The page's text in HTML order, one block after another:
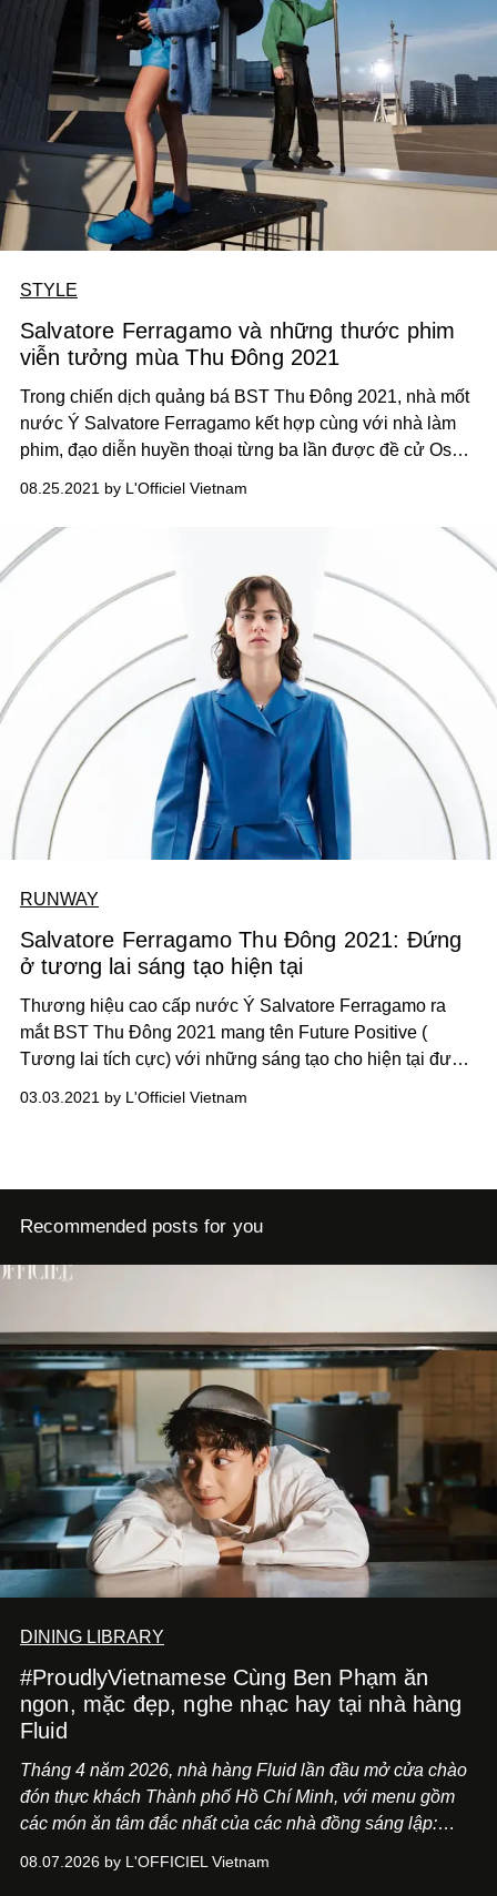
STYLE
Salvatore Ferragamo và những thước phim
viễn tưởng mùa Thu Đông 2021
Trong chiến dịch quảng bá BST Thu Đông 2021, nhà mốt
nước Ý Salvatore Ferragamo kết hợp cùng với nhà làm
phim, đạo diễn huyền thoại từng ba lần được đề cử Oscar
phim mang tên A Future Together (tạm dịch: Một tương lai
đồng hành).
08.25.2021 by L'Officiel Vietnam
RUNWAY
Salvatore Ferragamo Thu Đông 2021: Đứng
ở tương lai sáng tạo hiện tại
Thương hiệu cao cấp nước Ý Salvatore Ferragamo ra
mắt BST Thu Đông 2021 mang tên Future Positive (
Tương lai tích cực) với những sáng tạo cho hiện tại được
03.03.2021 by L'Officiel Vietnam
Recommended posts for you
DINING LIBRARY
#ProudlyVietnamese Cùng Ben Phạm ăn
ngon, mặc đẹp, nghe nhạc hay tại nhà hàng
Fluid
Tháng 4 năm 2026, nhà hàng Fluid lần đầu mở cửa chào
đón thực khách Thành phố Hồ Chí Minh, với menu gồm
các món ăn tâm đắc nhất của các nhà đồng sáng lập:
món ăn đa dạng từ Á đến Âu nhanh chóng được yêu thích
08.07.2026 by L'OFFICIEL Vietnam